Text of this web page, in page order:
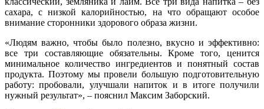
сахара, с низкой калорийностью, на что обращают особое
внимание сторонники здорового образа жизни.
«Людям важно, чтобы было полезно, вкусно и эффективно:
все три составляющие обязательны. Кроме того, ценится
минимальное количество ингредиентов и понятный состав
продукта. Поэтому мы провели большую подготовительную
работу: пробовали, улучшали напиток и в итоге получили
нужный результат», – пояснил Максим Заборский.